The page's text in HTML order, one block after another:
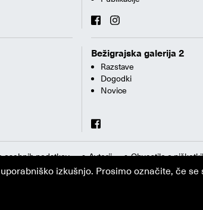
Bežigrajska galerija 2
Razstave
Dogodki
Novice
osebnih podatkov Avtorji Obvestilo o
izkušnjo. Prosimo označite, če